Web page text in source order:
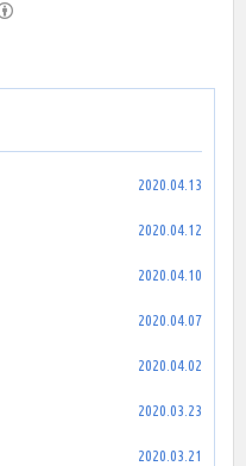
2020.04.13
2020.04.12
2020.04.10
2020.04.07
2020.04.02
2020.03.23
2020.03.21